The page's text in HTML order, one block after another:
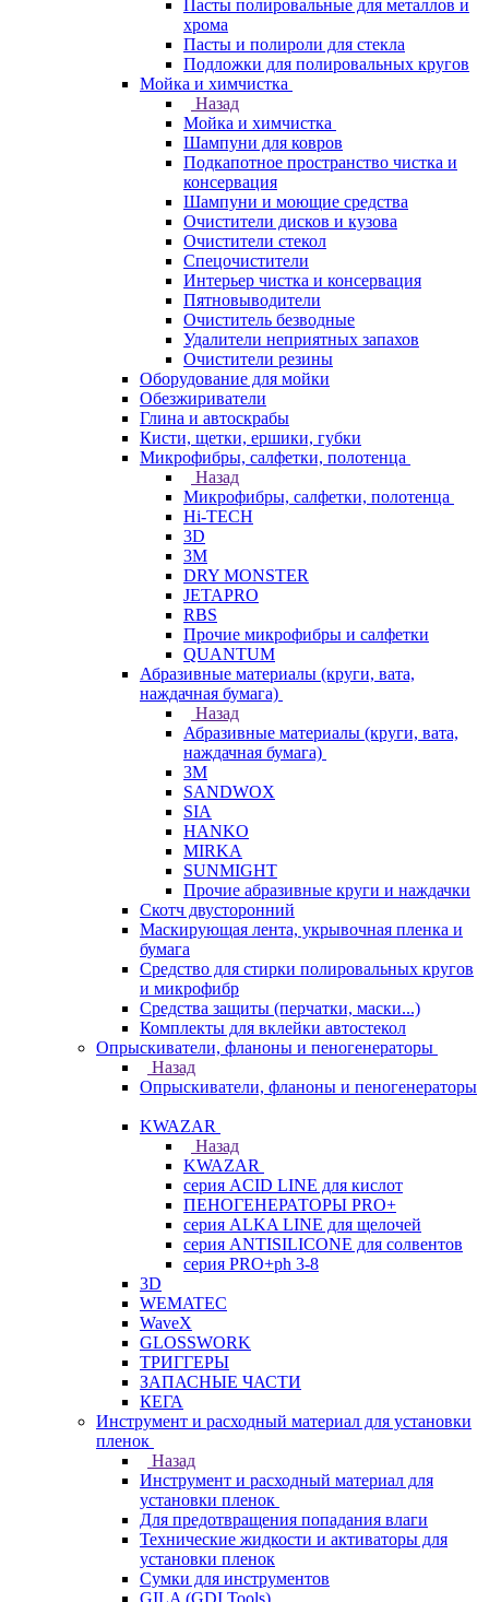
Пасты полировальные для металлов и
хрома
Пасты и полироли для стекла
Подложки для полировальных кругов
Мойка и химчистка
Назад
Мойка и химчистка
Шампуни для ковров
Подкапотное пространство чистка и
консервация
Шампуни и моющие средства
Очистители дисков и кузова
Очистители стекол
Спецочистители
Интерьер чистка и консервация
Пятновыводители
Очиститель безводные
Удалители неприятных запахов
Очистители резины
Оборудование для мойки
Обезжириватели
Глина и автоскрабы
Кисти, щетки, ершики, губки
Микрофибры, салфетки, полотенца
Назад
Микрофибры, салфетки, полотенца
Hi-TECH
3D
3М
DRY MONSTER
JETAPRO
RBS
Прочие микрофибры и салфетки
QUANTUM
Абразивные материалы (круги, вата,
наждачная бумага)
Назад
Абразивные материалы (круги, вата,
наждачная бумага)
3М
SANDWOX
SIA
HANKO
MIRKA
SUNMIGHT
Прочие абразивные круги и наждачки
Скотч двусторонний
Маскирующая лента, укрывочная пленка и
бумага
Средство для стирки полировальных кругов
и микрофибр
Средства защиты (перчатки, маски...)
Комплекты для вклейки автостекол
Опрыскиватели, фланоны и пеногенераторы
Назад
Опрыскиватели, фланоны и пеногенераторы
KWAZAR
Назад
KWAZAR
серия ACID LINE для кислот
ПЕНОГЕНЕРАТОРЫ PRO+
серия ALKA LINE для щелочей
серия ANTISILICONE для солвентов
серия PRO+ph 3-8
3D
WEMATEC
WaveX
GLOSSWORK
ТРИГГЕРЫ
ЗАПАСНЫЕ ЧАСТИ
КЕГА
Инструмент и расходный материал для установки
пленок
Назад
Инструмент и расходный материал для
установки пленок
Для предотвращения попадания влаги
Технические жидкости и активаторы для
установки пленок
Сумки для инструментов
GILA (GDI Tools)